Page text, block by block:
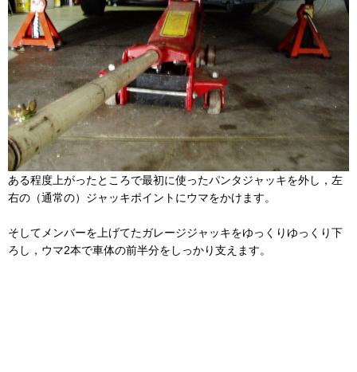
ある程度上がったところで最初に使ったパンタジャッキを外し，左
右の（通常の）ジャッキポイントにウマをかけます。
そしてメンバーを上げてたガレージジャッキをゆっくりゆっくり下
ろし，ウマ2本で車体の前半分をしっかり支えます。